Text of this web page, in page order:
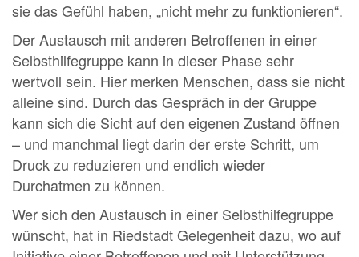
sie das Gefühl haben, „nicht mehr zu funktionieren“.
Der Austausch mit anderen Betroffenen in einer
Selbsthilfegruppe kann in dieser Phase sehr
wertvoll sein. Hier merken Menschen, dass sie nicht
alleine sind. Durch das Gespräch in der Gruppe
kann sich die Sicht auf den eigenen Zustand öffnen
– und manchmal liegt darin der erste Schritt, um
Druck zu reduzieren und endlich wieder
Durchatmen zu können.
Wer sich den Austausch in einer Selbsthilfegruppe
wünscht, hat in Riedstadt Gelegenheit dazu, wo auf